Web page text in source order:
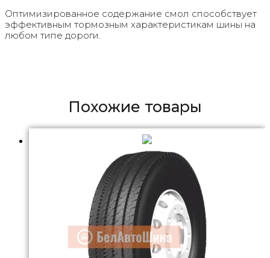
Оптимизированное содержание смол способствует
эффективным тормозным характеристикам шины на
любом типе дороги.
Похожие товары